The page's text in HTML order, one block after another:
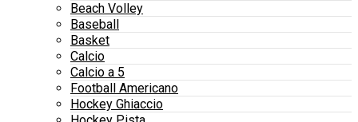
Beach Volley
Baseball
Basket
Calcio
Calcio a 5
Football Americano
Hockey Ghiaccio